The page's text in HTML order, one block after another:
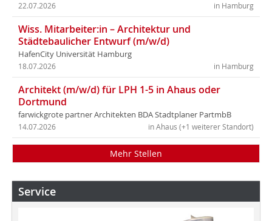
in Hamburg
22.07.2026
Wiss. Mitarbeiter:in – Architektur und
Städtebaulicher Entwurf (m/w/d)
HafenCity Universität Hamburg
in Hamburg
18.07.2026
Architekt (m/w/d) für LPH 1-5 in Ahaus oder
Dortmund
farwickgrote partner Architekten BDA Stadtplaner PartmbB
in Ahaus (+1 weiterer Standort)
14.07.2026
Mehr Stellen
Service